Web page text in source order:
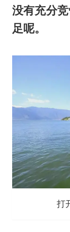
没有充分
足呢。
打